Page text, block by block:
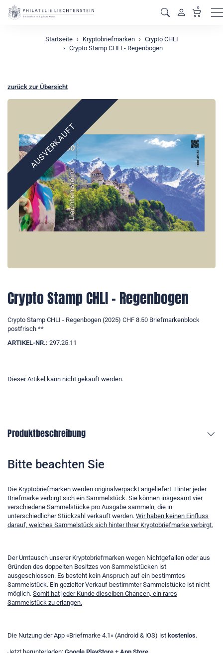
0
Startseite Kryptobriefmarken
Crypto CHLI
Crypto Stamp CHLI - Regenbogen
zurück zur Übersicht
AUSVERKAUFT
Crypto Stamp CHLI - Regenbogen
Crypto Stamp CHLI - Regenbogen (2025) CHF 8.50 Briefmarkenblock
postfrisch **
ARTIKEL-NR.: 297.25.11
Dieser Artikel kann nicht gekauft werden.
Produktbeschreibung
Bitte beachten Sie
Die Kryptobriefmarken werden originalverpackt angeliefert. Hinter jeder
Briefmarke verbirgt sich ein Sammelstück. Sie können insgesamt vier
verschiedene Sammelstücke pro Ausgabe sammeln, die in
unterschiedlicher Stückzahl verkauft werden. Wir haben keinen Einfluss
darauf, welches Sammelstück sich hinter Ihrer Kryptobriefmarke verbirgt.
Der Umtausch unserer Kryptobriefmarken wegen Nichtgefallen oder aus
Gründen des doppelten Besitzes von Sammelstücken ist
ausgeschlossen. Es besteht kein Anspruch auf ein bestimmtes
Sammelstück. Ein gezielter Verkauf bestimmter Sammelstücke ist nicht
möglich. Somit hat jeder Kunde dieselben Chancen, ein rares
Sammelstück zu erlangen.
Die Nutzung der App «Briefmarke 4.1» (Android & iOS) ist kostenlos.